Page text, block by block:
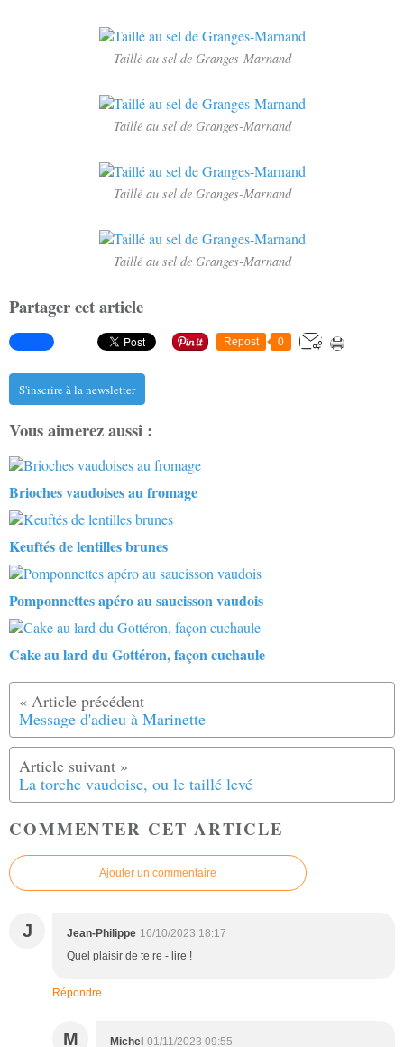
Taillé au sel de Granges-Marnand
Taillé au sel de Granges-Marnand
Taillé au sel de Granges-Marnand
Taillé au sel de Granges-Marnand
Partager cet article
Repost 0
S'inscrire à la newsletter
Vous aimerez aussi :
Brioches vaudoises au fromage
Keuftés de lentilles brunes
Pomponnettes apéro au saucisson vaudois
Cake au lard du Gottéron, façon cuchaule
Message d'adieu à Marinette
La torche vaudoise, ou le taillé levé
COMMENTER CET ARTICLE
Ajouter un commentaire
J Jean-Philippe 16/10/2023 18:17
Quel plaisir de te re - lire !
Répondre
M Michel 01/11/2023 09:55